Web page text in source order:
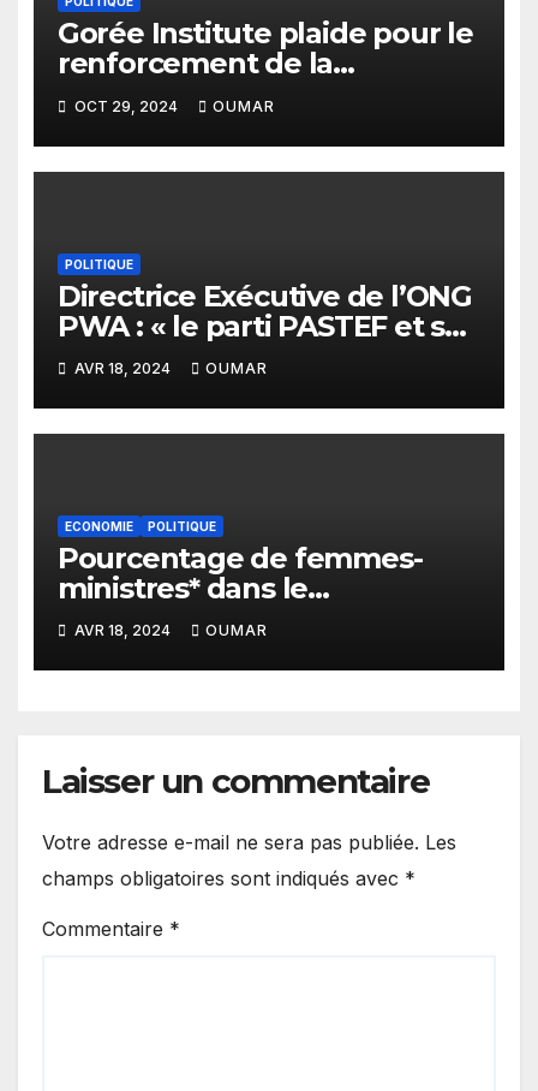
Gorée Institute plaide pour le
renforcement de la
collaboration entre les OSC et
la CEDEAO en matière de
démocratie et de la bonne
gouvernance en Afrique de
OCT 29, 2024 OUMAR
POLITIQUE
Directrice Exécutive de l’ONG
PWA : « le parti PASTEF et sa
coalition sont très masculins
»
AVR 18, 2024 OUMAR
ECONOMIE POLITIQUE
Pourcentage de femmes-
ministres* dans le
gouvernement de Sonko : Le
plus bas niveau depuis 2012
AVR 18, 2024 OUMAR
Laisser un commentaire
Votre adresse e-mail ne sera pas publiée. Les
champs obligatoires sont indiqués avec *
Commentaire *